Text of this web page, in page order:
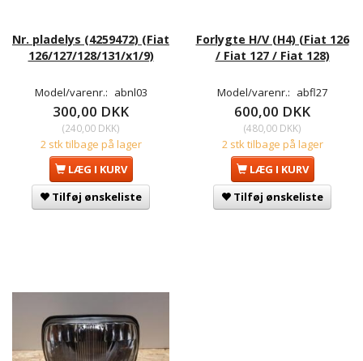
Nr. pladelys (4259472) (Fiat
126/127/128/131/x1/9)
Model/varenr.: abnl03
300,00 DKK
(240,00 DKK)
2 stk tilbage på lager
LÆG I KURV
Tilføj ønskeliste
Forlygte H/V (H4) (Fiat 126
/ Fiat 127 / Fiat 128)
Model/varenr.: abfl27
600,00 DKK
(480,00 DKK)
2 stk tilbage på lager
LÆG I KURV
Tilføj ønskeliste